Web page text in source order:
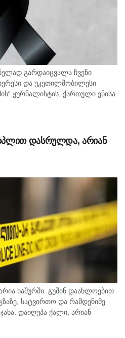
გარდაიცვალა ჩვენი
და უკეთილშობილესი
ჟურნალისტის, ქართული ენისა
ჭანტურია. "მეგა ტვ"
მონიკა ჭანტურიას
დასრულდა, არიან
ხაშურში. გუშინ დაახლოებით
სატვირთო და რამდენიმე
დაიღუპა ქალი, არიან
გამოძიება 276-ე მუხლის